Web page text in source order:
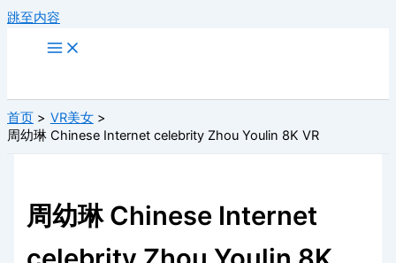
跳至内容
首页
VR美女
周幼琳 Chinese Internet celebrity Zhou Youlin 8K VR
周幼琳 Chinese Internet